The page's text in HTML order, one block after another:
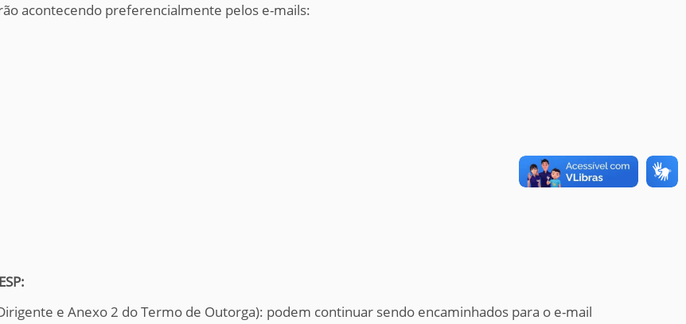
acontecendo preferencialmente pelos e-mails:
e Anexo 2 do Termo de Outorga): podem continuar sendo encaminhados para o e-mail